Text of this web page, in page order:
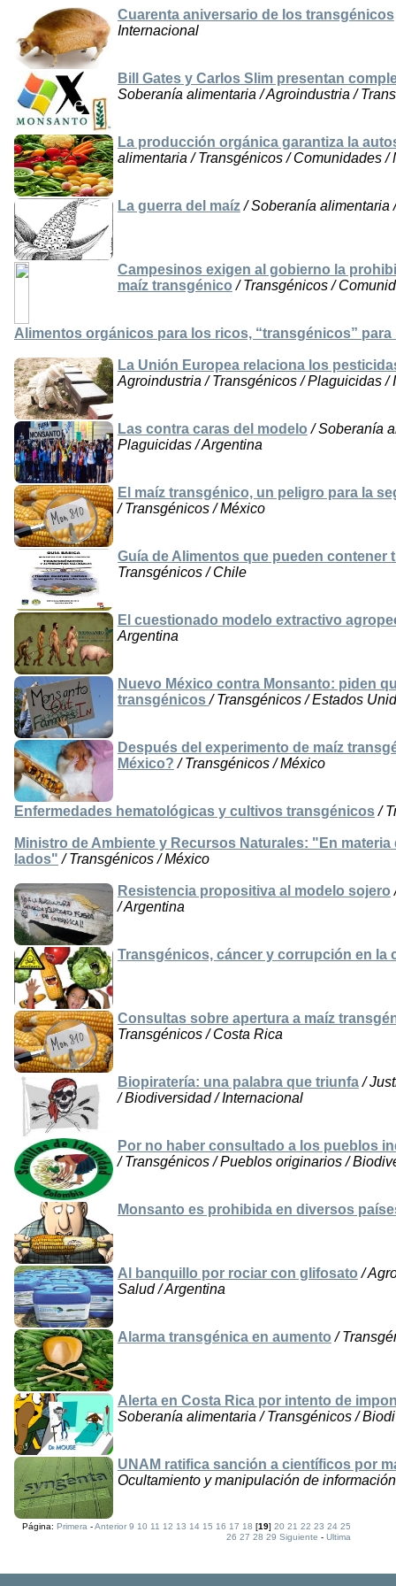
Cuarenta aniversario de los transgénicos
Internacional
Bill Gates y Carlos Slim presentan
Soberanía alimentaria / Agroindustria /
La producción orgánica garantiza la
alimentaria / Transgénicos / Comunidades /
La guerra del maíz/ Soberanía alimentaria
Campesinos exigen al gobierno la
maíz transgénico / Transgénicos /
Alimentos orgánicos para los ricos, “transgénicos”
La Unión Europea relaciona los
Agroindustria / Transgénicos / Plaguicidas /
Las contra caras del modelo / Soberanía
Plaguicidas / Argentina
El maíz transgénico, un peligro para la
/ Transgénicos / México
Guía de Alimentos que pueden contener
Transgénicos / Chile
El cuestionado modelo extractivo
Argentina
Nuevo México contra Monsanto: piden
transgénicos/ Transgénicos / Estados
Después del experimento de maíz
México? / Transgénicos / México
Enfermedades hematológicas y cultivos transgénicos/
Ministro de Ambiente y Recursos Naturales: "En
lados" / Transgénicos / México
Resistencia propositiva al modelo sojero
/ Argentina
Transgénicos, cáncer y corrupción en la
Consultas sobre apertura a maíz
Transgénicos / Costa Rica
Biopiratería: una palabra que triunfa/
/ Biodiversidad / Internacional
Por no haber consultado a los pueblos
/ Transgénicos / Pueblos originarios /
Monsanto es prohibida en diversos
Al banquillo por rociar con glifosato /
Salud / Argentina
Alarma transgénica en aumento /
Alerta en Costa Rica por intento de
Soberanía alimentaria / Transgénicos /
UNAM ratifica sanción a científicos por
Ocultamiento y manipulación de
Página:Primera -Anterior 9 10 11 12 13 14 15 16 17 18 [19]20 21 22 23 24 25
26 27 28 29 Siguiente -Ultima